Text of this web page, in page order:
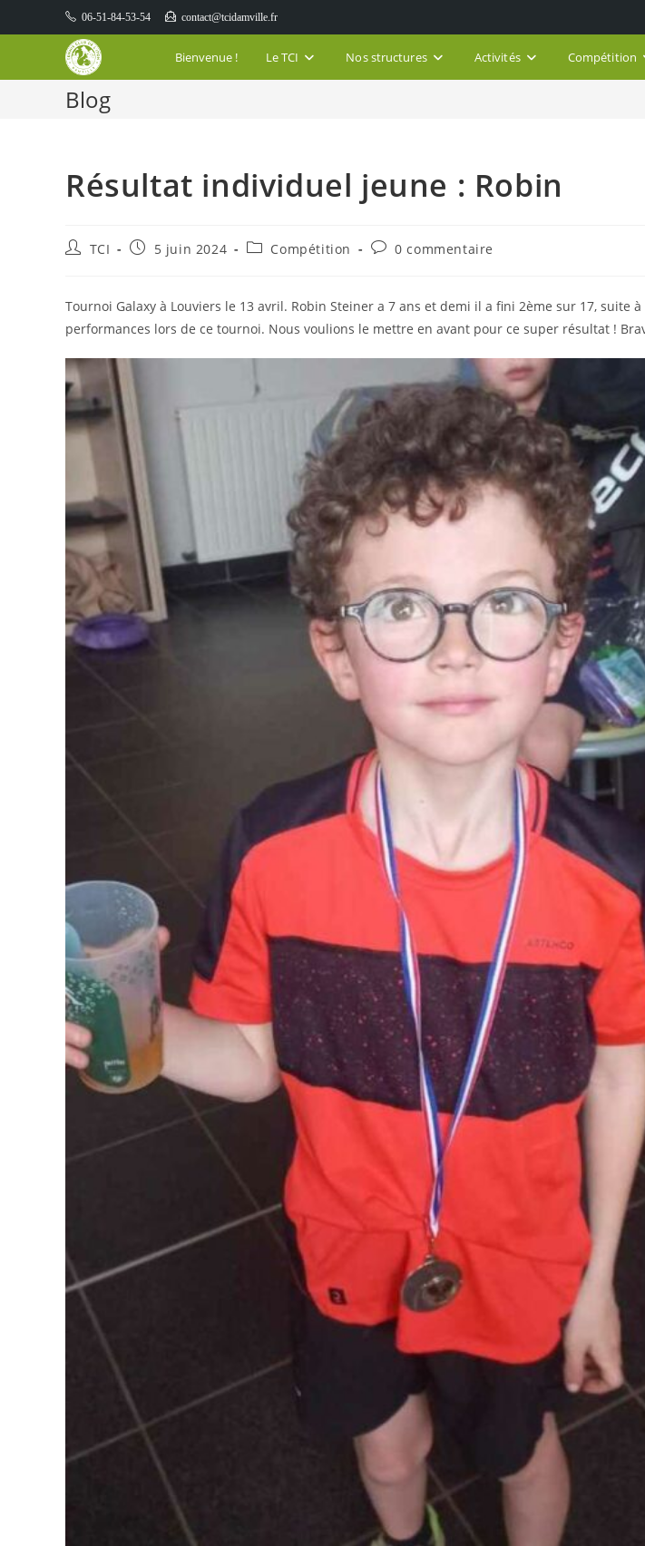
to
06-51-84-53-54 contact@tcidamville.fr
Bienvenue ! Le TCI Nos structures Activités Compétition
Blog
Résultat individuel jeune : Robin
Auteur/autrice
publication :
TCI
Publication
5 juin 2024
PostCompétition
Commentaires
publication :
0 commentaire
Tournoi Galaxy à Louviers le 13 avril. Robin Steiner a 7 ans et demi il a fini 2ème sur 17, suite
performances lors de ce tournoi. Nous voulions le mettre en avant pour ce super résultat !